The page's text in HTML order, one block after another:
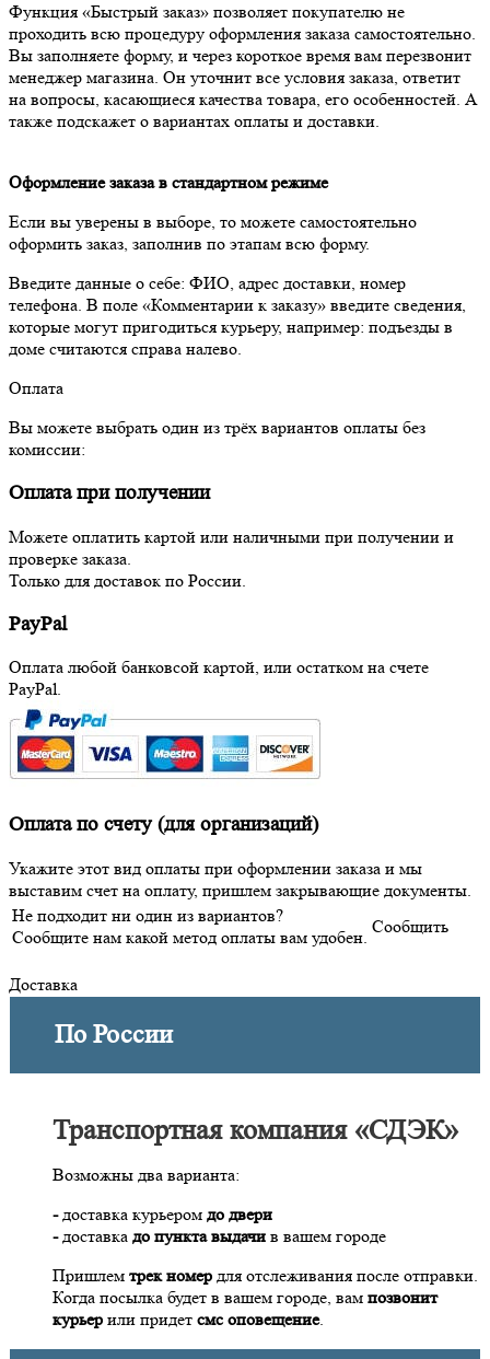
Функция «Быстрый заказ» позволяет покупателю не
проходить всю процедуру оформления заказа самостоятельно.
Вы заполняете форму, и через короткое время вам перезвонит
менеджер магазина. Он уточнит все условия заказа, ответит
на вопросы, касающиеся качества товара, его особенностей. А
также подскажет о вариантах оплаты и доставки.
Оформление заказа в стандартном режиме
Если вы уверены в выборе, то можете самостоятельно
оформить заказ, заполнив по этапам всю форму.
Введите данные о себе: ФИО, адрес доставки, номер
телефона. В поле «Комментарии к заказу» введите сведения,
которые могут пригодиться курьеру, например: подъезды в
доме считаются справа налево.
Оплата
Вы можете выбрать один из трёх вариантов оплаты без
комиссии:
Оплата при получении
Можете оплатить картой или наличными при получении и
проверке заказа.
Только для доставок по России.
PayPal
Оплата любой банковсой картой, или остатком на счете
PayPal.
Оплата по счету (для организаций)
Укажите этот вид оплаты при оформлении заказа и мы
выставим счет на оплату, пришлем закрывающие документы.
Не подходит ни один из вариантов?
Сообщите нам какой метод оплаты вам удобен.
Сообщить
Доставка
По России
Транспортная компания «СДЭК»
Возможны два варианта:
-доставка курьером до двери
-доставка до пункта выдачи в вашем городе
Пришлем трек номер для отслеживания после отправки.
Когда посылка будет в вашем городе, вам позвонит
курьер или придет смс оповещение.